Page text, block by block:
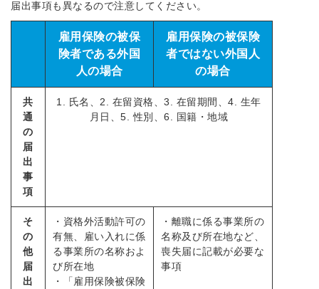
届出事項も異なるので注意してください。
雇用保険の被保
険者である外国
人の場合
雇用保険の被保険
者ではない外国人
の場合
共
通
の
届
出
事
項
1. 氏名、2. 在留資格、3. 在留期間、4. 生年
月日、5. 性別、6. 国籍・地域
そ
の
他
届
出
・資格外活動許可の
有無、雇い入れに係
る事業所の名称およ
び所在地
・「雇用保険被保険
・離職に係る事業所の
名称及び所在地など、
喪失届に記載が必要な
事項